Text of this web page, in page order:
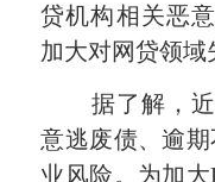
贷机构相关恶
加大对网贷领域
据了解，
意逃废债、逾
业风险。为加